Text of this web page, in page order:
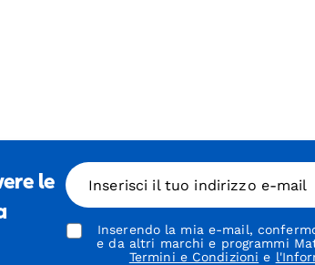
le
Inserisci il tuo indirizzo e-mail
Inserendo la mia e-mail,
e da altri marchi e programmi
Termini e Condizioni e